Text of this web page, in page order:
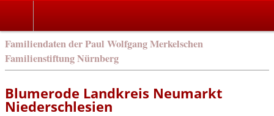
Familiendaten der Paul Wolfgang Merkelschen
Familienstiftung Nürnberg
Blumerode Landkreis Neumarkt
Niederschlesien